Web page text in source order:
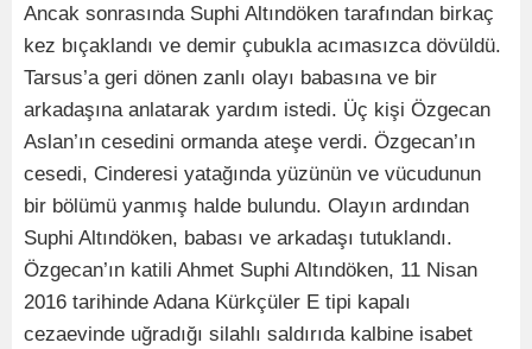
Ancak sonrasında Suphi Altındöken tarafından birkaç
kez bıçaklandı ve demir çubukla acımasızca dövüldü.
Tarsus’a geri dönen zanlı olayı babasına ve bir
arkadaşına anlatarak yardım istedi. Üç kişi Özgecan
Aslan’ın cesedini ormanda ateşe verdi. Özgecan’ın
cesedi, Cinderesi yatağında yüzünün ve vücudunun
bir bölümü yanmış halde bulundu. Olayın ardından
Suphi Altındöken, babası ve arkadaşı tutuklandı.
Özgecan’ın katili Ahmet Suphi Altındöken, 11 Nisan
2016 tarihinde Adana Kürkçüler E tipi kapalı
cezaevinde uğradığı silahlı saldırıda kalbine isabet